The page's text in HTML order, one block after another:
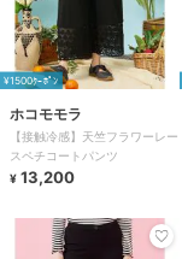
¥1500ｸｰﾎﾟﾝ
ホコモモラ
【接触冷感】天竺フラワーレー
スペチコートパンツ
¥ 13,200